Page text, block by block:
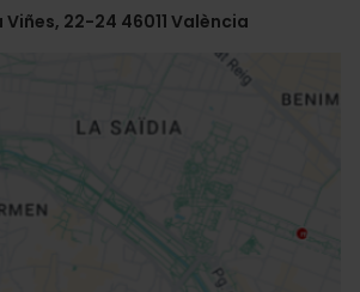
Viñes, 22-24 46011 València